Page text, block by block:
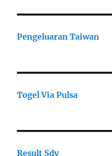
Pengeluaran Taiwan
Togel Via Pulsa
Result Sdy